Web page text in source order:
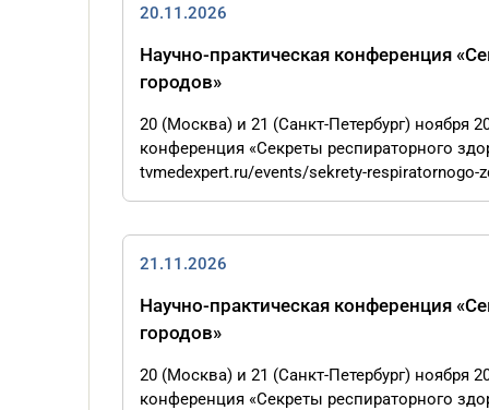
20.11.2026
Научно-практическая конференция
городов»
20 (Москва) и 21 (Санкт-Петербург) ноября
конференция «Секреты респираторного
tvmedexpert.ru/events/sekrety-respiratornogo-
21.11.2026
Научно-практическая конференция
городов»
20 (Москва) и 21 (Санкт-Петербург) ноября
конференция «Секреты респираторного